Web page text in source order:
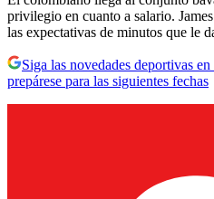
privilegio en cuanto a salario.
las expectativas de minutos que le
Siga las novedades deportivas
prepárese para las siguientes fechas